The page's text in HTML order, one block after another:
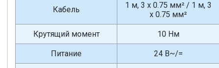
Кабель
1 м, 3 x 0.75 мм² / 1 м, 3
x 0.75 мм²
Крутящий момент 10 Нм
Питание 24 В~/=